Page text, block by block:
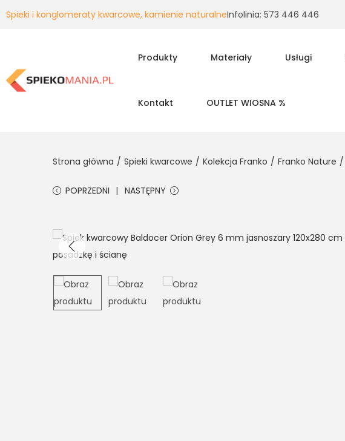
Spieki i konglomeraty kwarcowe, kamienie naturalneInfolinia: 573 446 446
Produkty Materiały Usługi
Kontakt OUTLET WIOSNA %
Strona główna / Spieki kwarcowe / Kolekcja Franko / Franko Nature /
POPRZEDNI NASTĘPNY